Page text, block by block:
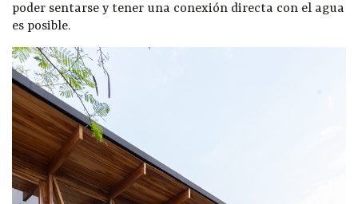
poder sentarse y tener una conexión directa con el agua
es posible.